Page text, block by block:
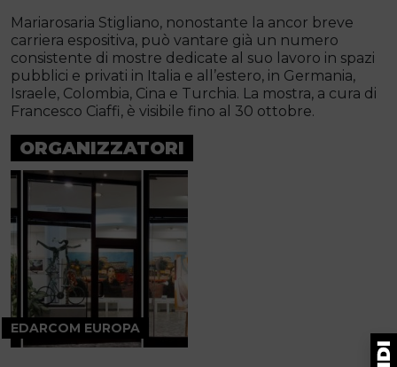
Mariarosaria Stigliano, nonostante la ancor breve
carriera espositiva, può vantare già un numero
consistente di mostre dedicate al suo lavoro in spazi
pubblici e privati in Italia e all’estero, in Germania,
Israele, Colombia, Cina e Turchia. La mostra, a cura di
Francesco Ciaffi, è visibile fino al 30 ottobre.
ORGANIZZATORI
EDARCOM EUROPA